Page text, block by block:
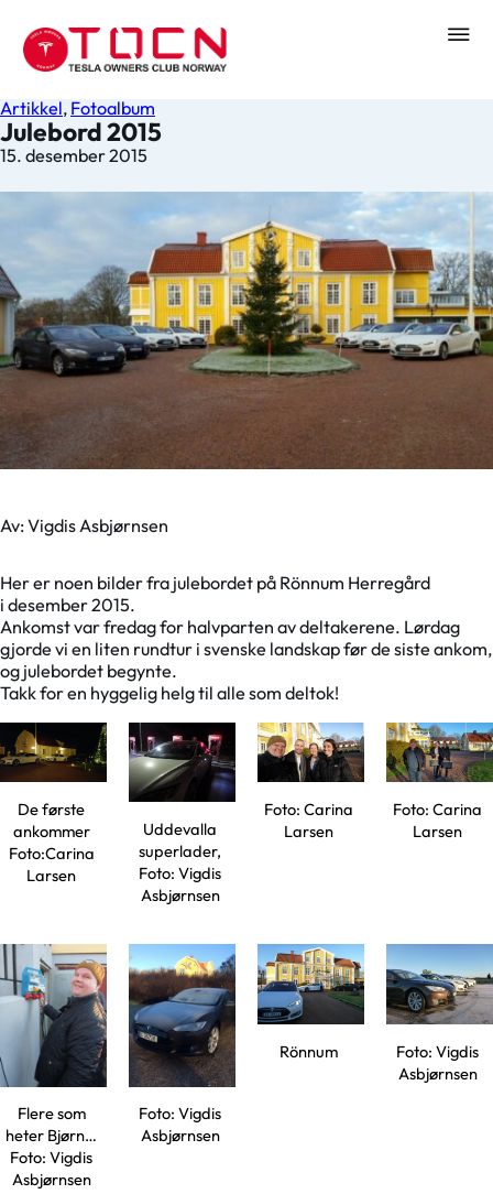
Julebord 2015
Artikkel, Fotoalbum
15. desember 2015
Av: Vigdis Asbjørnsen
Her er noen bilder fra julebordet på Rönnum Herregård
i desember 2015.
Ankomst var fredag for halvparten av deltakerene. Lørdag
gjorde vi en liten rundtur i svenske landskap før de siste ankom,
og julebordet begynte.
Takk for en hyggelig helg til alle som deltok!
De første
ankommer
Foto:Carina
Larsen
Uddevalla
superlader,
Foto: Vigdis
Asbjørnsen
Foto: Carina
Larsen
Foto: Carina
Larsen
Flere som
heter Bjørn…
Foto: Vigdis
Asbjørnsen
Foto: Vigdis
Asbjørnsen
Rönnum
Foto: Vigdis
Asbjørnsen